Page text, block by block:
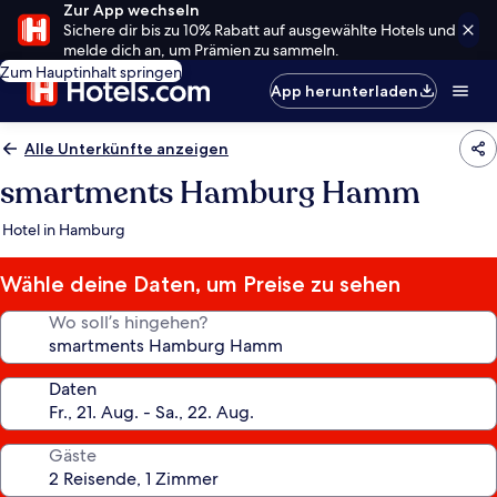
Zur App wechseln
Sichere dir bis zu 10% Rabatt auf ausgewählte Hotels und
melde dich an, um Prämien zu sammeln.
Zum Hauptinhalt springen
App herunterladen
Alle Unterkünfte anzeigen
smartments Hamburg Hamm
Hotel in Hamburg
Wähle deine Daten, um Preise zu sehen
Wo soll’s hingehen?
Daten
Gäste